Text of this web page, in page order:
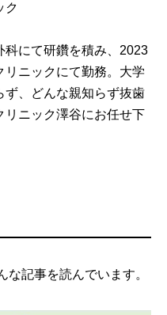
ク
科にて研鑽を積み、2023
ニックにて勤務。大学
ず、どんな親知らず抜歯
リニック澤谷にお任せ下
な記事を読んでいます。